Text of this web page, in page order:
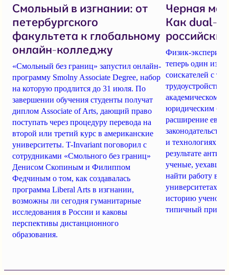
Смольный в изгнании: от
петербургского
факультета к глобальному
онлайн-колледжу
«Смольный без границ» запустил онлайн-
программу Smolny Associate Degree, набор
на которую продлится до 31 июля. По
завершении обучения студенты получат
диплом Associate of Arts, дающий право
поступать через процедуру перевода на
второй или третий курс в американские
университеты. T-Invariant поговорил с
сотрудниками «Смольного без границ»
Денисом Скопиным и Филиппом
Федчиным о том, как создавалась
программа Liberal Arts в изгнании,
возможны ли сегодня гуманитарные
исследования в России и каковы
перспективы дистанционного
образования.
Черная
Как dual-
Физик-
теперь один из
соискателей с
трудоустройства
академическом
юридическим
расширение
и технологиях
результате
ученые,
найти работу в
университетах.
историю
типичный